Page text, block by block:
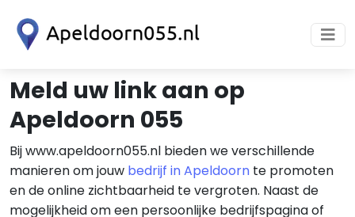
Meld uw link aan op
Apeldoorn 055
Bij www.apeldoorn055.nl bieden we verschillende
manieren om jouw bedrijf in Apeldoorn te promoten
en de online zichtbaarheid te vergroten. Naast de
mogelijkheid om een persoonlijke bedrijfspagina of